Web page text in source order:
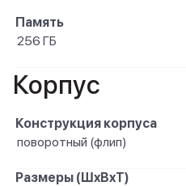
Память
256 ГБ
Корпус
Конструкция корпуса
поворотный (флип)
Размеры (ШxВxТ)